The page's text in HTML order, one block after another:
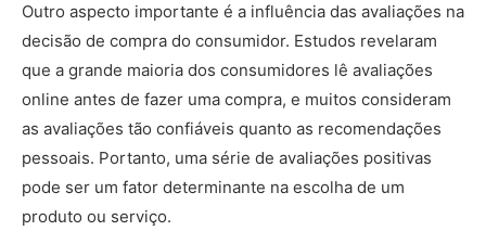
Outro aspecto importante é a influência das avaliações na
decisão de compra do consumidor. Estudos revelaram
que a grande maioria dos consumidores lê avaliações
online antes de fazer uma compra, e muitos consideram
as avaliações tão confiáveis quanto as recomendações
pessoais. Portanto, uma série de avaliações positivas
pode ser um fator determinante na escolha de um
produto ou serviço.